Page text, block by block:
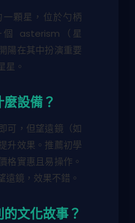
顆星，位於勺柄
個 asterism（星
陽在其中扮演重要
星。
設備？
可，但望遠鏡（如
升效果。推薦初學
格實惠且易操作。
遠鏡，效果不錯。
文化故事？